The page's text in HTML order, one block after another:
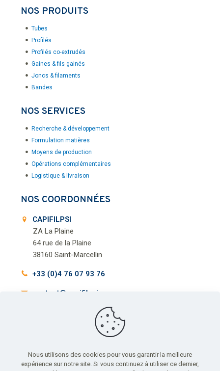
NOS PRODUITS
Tubes
Profilés
Profilés co-extrudés
Gaines & fils gainés
Joncs & filaments
Bandes
NOS SERVICES
Recherche & développement
Formulation matières
Moyens de production
Opérations complémentaires
Logistique & livraison
NOS COORDONNÉES
CAPIFILPSI
ZA La Plaine
64 rue de la Plaine
38160 Saint-Marcellin
+33 (0)4 76 07 93 76
contact@capifilpsi.com
Nous utilisons des cookies pour vous garantir la meilleure
expérience sur notre site. Si vous continuez à utiliser ce dernier,